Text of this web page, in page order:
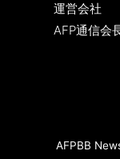
運営会社
AFP通信会
AFPBB